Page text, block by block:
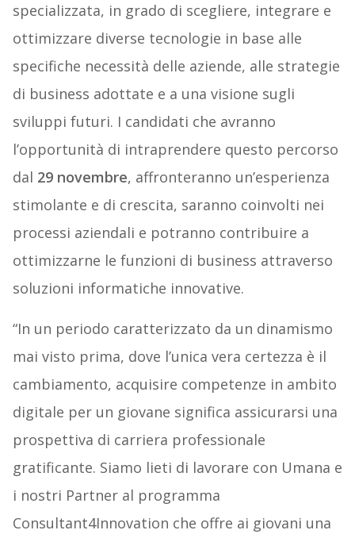
specializzata, in grado di scegliere, integrare e
ottimizzare diverse tecnologie in base alle
specifiche necessità delle aziende, alle strategie
di business adottate e a una visione sugli
sviluppi futuri. I candidati che avranno
l’opportunità di intraprendere questo percorso
dal 29 novembre, affronteranno un’esperienza
stimolante e di crescita, saranno coinvolti nei
processi aziendali e potranno contribuire a
ottimizzarne le funzioni di business attraverso
soluzioni informatiche innovative.
“In un periodo caratterizzato da un dinamismo
mai visto prima, dove l’unica vera certezza è il
cambiamento, acquisire competenze in ambito
digitale per un giovane significa assicurarsi una
prospettiva di carriera professionale
gratificante. Siamo lieti di lavorare con Umana e
i nostri Partner al programma
Consultant4Innovation che offre ai giovani una